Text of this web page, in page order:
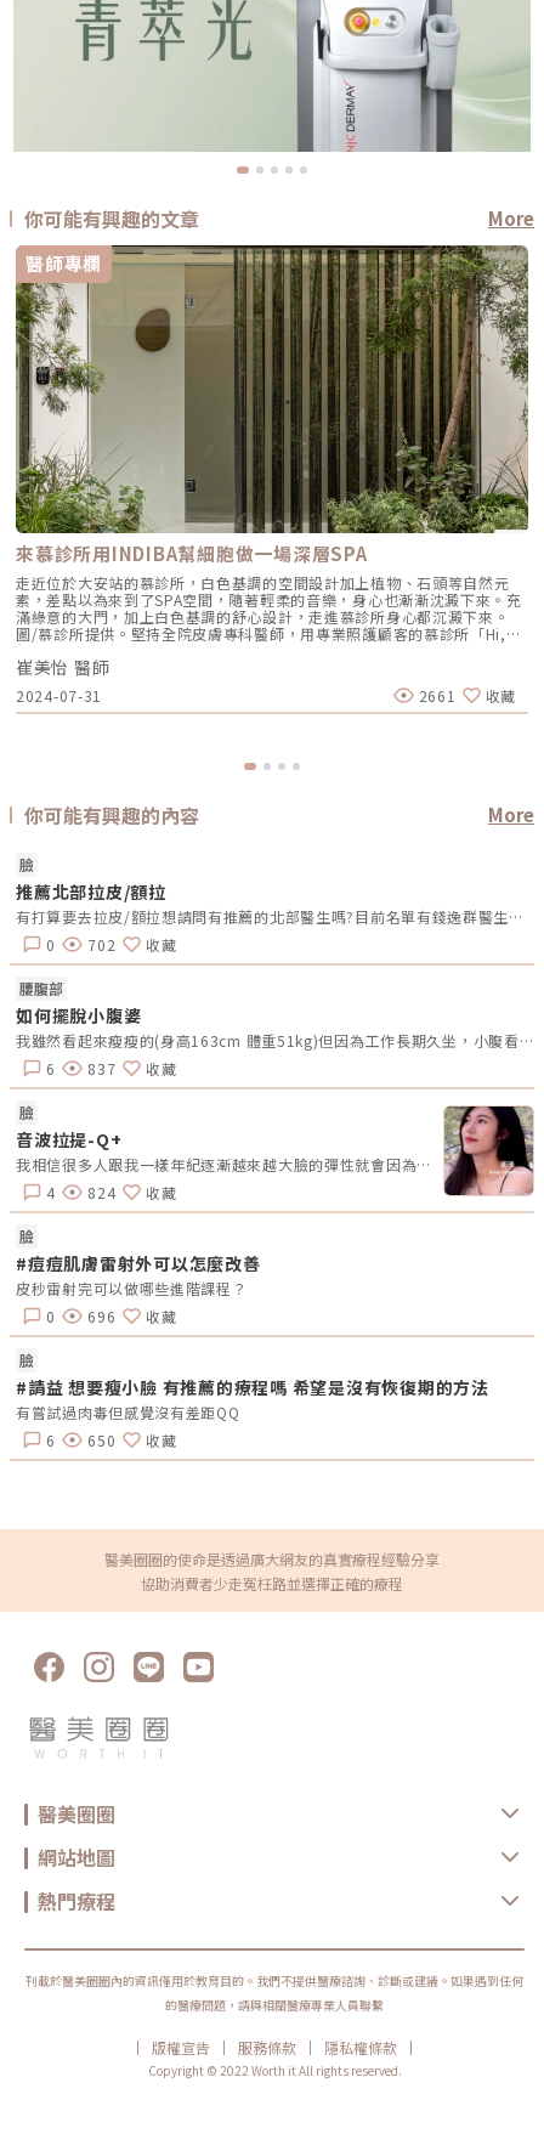
你可能有興趣的文章
More
醫師專欄
來慕診所用INDIBA幫細胞做一場深層SPA
走近位於大安站的慕診所，白色基調的空間設計加上植物、石頭等自然元
素，差點以為來到了SPA空間，隨著輕柔的音樂，身心也漸漸沈澱下來。充
滿綠意的大門，加上白色基調的舒心設計，走進慕診所身心都沉澱下來。
圖/慕診所提供。堅持全院皮膚專科醫師，用專業照護顧客的慕診所「Hi,你
們好呀！」一個嬌小的身影走來，澎潤飽滿的肌膚猶如慕診所活招牌。她是
崔美怡醫師，畢業於台大醫學系，並身為皮膚專科醫師的她，談起皮膚保養
彷彿由一粒種子看見一整片森林，「我覺得在做各種療程之前，最重要的一
環是要先建立正確的診斷，才能提供完整的肌膚照顧。例如毛孔粗大只是現
象，但背後可能代表各種的狀態或疾病，可能是皮膚正在發炎、油水失衡、
程。」崔醫師解釋。一人一間的諮詢室，給每位客人最舒適安心的空間。
專科醫師，並以此為榮。「有些客人在來之前已經有想要做的療程，但身為
皮膚專科醫師，我的責任就是要評估他當前的狀況是否適合，以及他想要獲
會想要做皮秒雷射，但如果臉上還有正在發炎的痘痘，我一定會跟他說要先
把發炎中的痘痘控制住，再來處理痘疤問題。」崔醫師繼續補充。崔醫師吹
彈可破的肌膚，就是打底好肌質的最佳見證！圖/慕診所提供。肌膚保養從
健康開始談起保養之道，崔醫師特別提醒肌膚就是每個人健康的展現，因此
充足睡眠、均衡飲食、運動習慣缺一不可。另外也要注重清潔、保濕、防
曬，選擇成分單純，且有實證效果的保養品，例如現在很流行的「早Ｃ晚
A」，也是崔醫師個人的保養程序之一。除了臉肌，「髮肌」也很重要想要
而現代人壓力大，加上生活作息不正常，飽受落髮問題困擾的族群也越來越
多，除了女性求診者增加，也有年輕化的趨勢。「落髮問題其實要從頭皮開
始處理，頭皮也就是『髮肌』，在診斷時我也會先確認落髮的根本原因，是
疤痕性的還是非疤痕性？如果屬於非疤痕，就會再確認是否是身體疾病、雄
性禿，或是黴菌感染等因素。」崔醫師分析。而想要恢復一頭秀髮的秘訣，
就是越早開始越好，千萬別等到落髮嚴重才求診，那時毛囊已所剩不多，要
恢復頭皮的健康程度也有限。頭皮就是「髮肌」，頭皮健康是養髮的基礎。
圖/INDIBA提供。幫細胞做一場深層SPA把每一位顧客當成自己的臉蛋照顧
的崔醫師，總是很推薦大家將INDIBA英特波加入每年的保養行程中。
「INDIBA專利Proionic®系統，以448kHz +Â 20kHz獨特單極電波頻率打
開細胞離子通道，幫助細胞排除廢物、發炎物質，並啟動細胞自我修復。除
了可改善臉部皺紋及細紋，也可加速肌膚的代謝循環，因此也很適合應用在
育髮療程，或是定期的保養維護，透過促進頭皮微循環，讓毛囊細胞在更好
的環境下生長，自然更有活力。」崔醫師說明，才剛做完INDIBA保養的
她，更興奮的分享INDIBA不只零創傷、零痛感、零疤痕，舒適溫熱感更讓
療程體驗好像真的做完一場SPA呢！INDIBA以448kHzÂ + 20kHz獨特單極
電波頻率打開細胞離子通道，幫助細胞排除廢物、啟動細胞自我修復。
圖/INDIBA提供。你也有臉肌問題或是掉髮擔憂嗎？別緊張，有崔醫師專業
的診斷加上INDIBAÂ 448 kHz，要找回肌膚的健康一點都不難！慕診所地
址：台北市大安區復興南路二段12巷25號電話：02-27848890加入官方
Line＠
崔美怡 醫師
2024-07-31 2661 收藏
你可能有興趣的內容 More
臉
推薦北部拉皮/額拉
有打算要去拉皮/額拉想請問有推薦的北部醫生嗎?目前名單有錢逸群醫生和荊緯政醫生另外想請問有給這兩位醫生做過拉皮的可以分享術前術後照嗎?謝謝~非常感激不盡!!
0
702 收藏
腰腹部
如何擺脫小腹婆
我雖然看起來瘦瘦的(身高163cm 體重51kg)但因為工作長期久坐，小腹看起來好大…平常也會去健身房踩踩器材、練瑜珈，但小腹還是瘦不下來想知道有甚麼方法可以還我平坦小腹?&gt;&lt;
6
837 收藏
臉
音波拉提-Q+
我相信很多人跟我一樣年紀逐漸越來越大臉的彈性就會因為地心引力垂下來找到了君x診所 邱醫生再今年三月去做了音波拉提-Q+（打了500發）我是局部打 臉頰接下顎線所以做完的當下我覺得就蠻有感的了整個皮膚都被拉提上去不得不說現在才發現音波真的是相見恨晚女生真的是要好好照顧自己的臉
4
824 收藏
臉
#痘痘肌膚雷射外可以怎麼改善
皮秒雷射完可以做哪些進階課程？
0
696 收藏
臉
#請益 想要瘦小臉 有推薦的療程嗎 希望是沒有恢復期的方法
有嘗試過肉毒但感覺沒有差距QQ
6
650 收藏
醫美圈圈的使命是透過廣大網友的真實療程經驗分享
協助消費者少走冤枉路並選擇正確的療程
醫美圈圈
網站地圖
熱門療程
刊載於醫美圈圈內的資訊僅用於教育目的。我們不提供醫療諮詢、診斷或建議。如果遇到任何
的醫療問題，請與相關醫療專業人員聯繫
| 版權宣告 | 服務條款 | 隱私權條款
|
Copyright © 2022 Worth it All rights reserved.